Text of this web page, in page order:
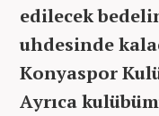
edilecek
uhdesinde
Konyaspor
Ayrıca